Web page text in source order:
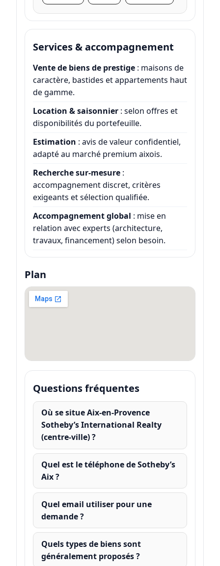
Services & accompagnement
Vente de biens de prestige: maisons de
caractère, bastides et appartements haut
de gamme.
Location & saisonnier: selon offres et
disponibilités du portefeuille.
Estimation : avis de valeur confidentiel,
adapté au marché premium aixois.
Recherche sur-mesure:
accompagnement discret, critères
exigeants et sélection qualifiée.
Accompagnement global : mise en
relation avec experts (architecture,
travaux, financement) selon besoin.
Plan
Questions fréquentes
Où se situe Aix-en-Provence
Sotheby’s International Realty
(centre-ville) ?
Quel est le téléphone de Sotheby’s
Aix ?
Quel email utiliser pour une
demande ?
Quels types de biens sont
généralement proposés ?